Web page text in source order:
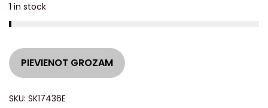
1 in stock
PIEVIENOT GROZAM
SKU: SK17436E